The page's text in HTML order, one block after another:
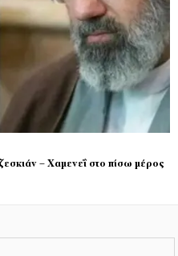
– Χαμενεΐ στο πίσω μέρος